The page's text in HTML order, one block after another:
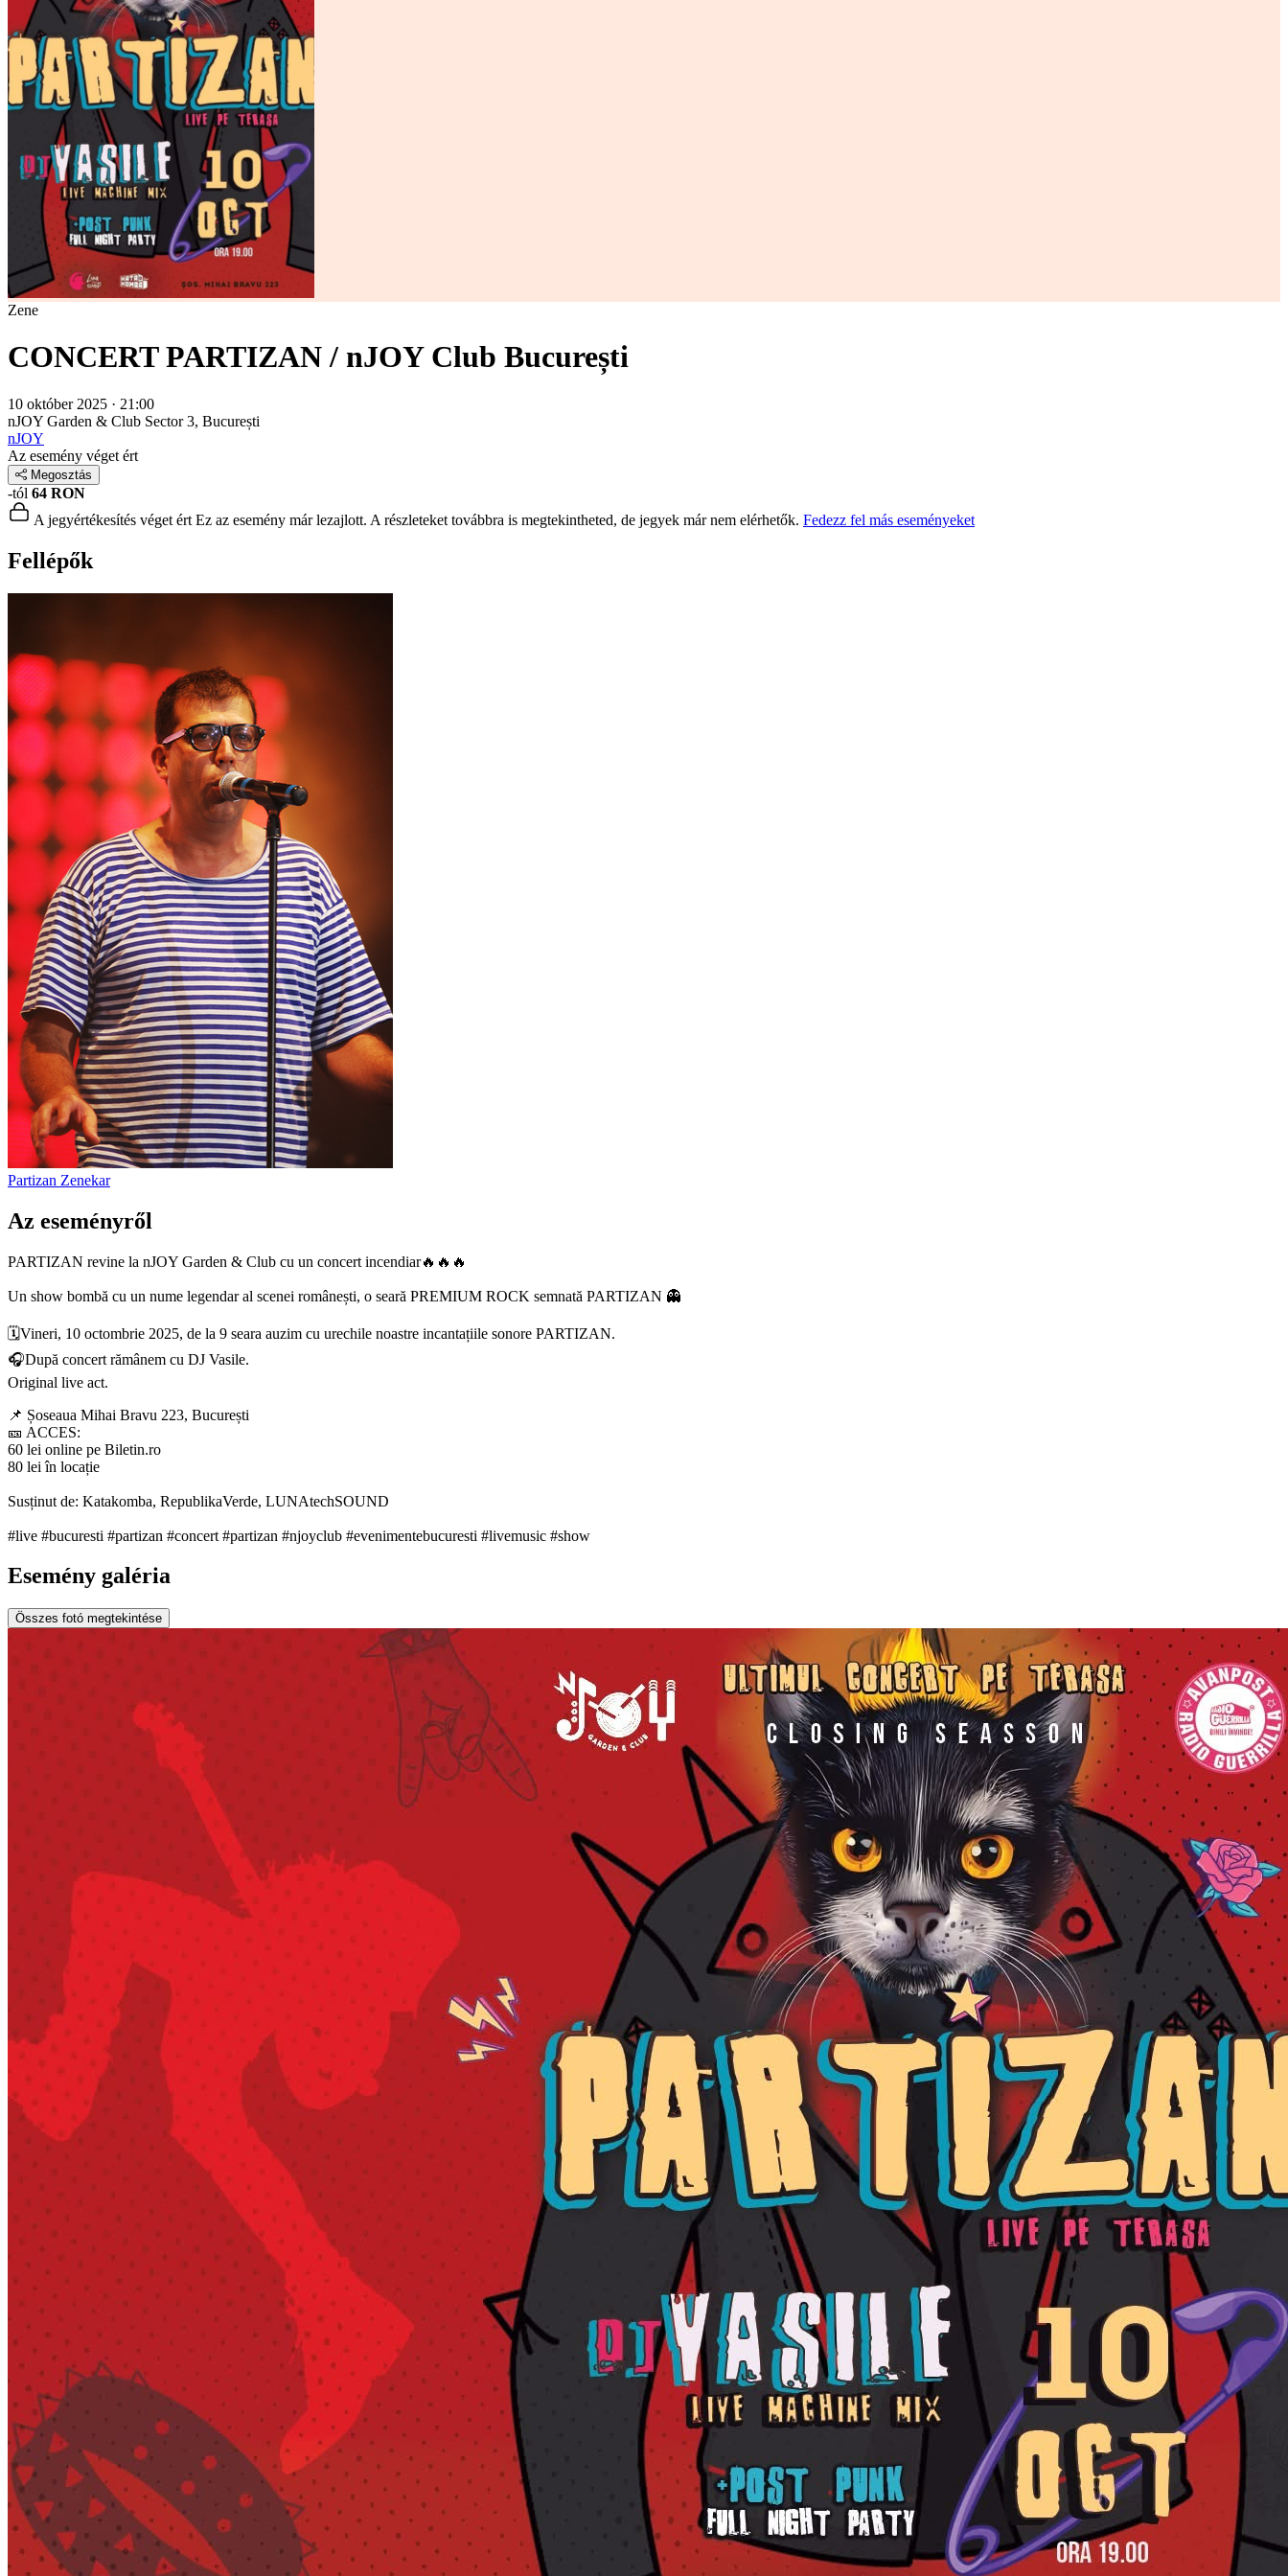
Zene
CONCERT PARTIZAN / nJOY Club București
10 október 2025 · 21:00
nJOY Garden & Club Sector 3, București
nJOY
Az esemény véget ért
Megosztás
-tól 64 RON
A jegyértékesítés véget ért Ez az esemény már lezajlott. A részleteket továbbra is megtekintheted, de jegyek már nem elérhetők. Fedezz fel más eseményeket
Fellépők
Partizan Zenekar
Az eseményről
PARTIZAN revine la nJOY Garden & Club cu un concert incendiar🔥🔥🔥
Un show bombă cu un nume legendar al scenei românești, o seară PREMIUM ROCK semnată PARTIZAN 👻
🗓️Vineri, 10 octombrie 2025, de la 9 seara auzim cu urechile noastre incantațiile sonore PARTIZAN.
🎧După concert rămânem cu DJ Vasile.
Original live act.
📌 Șoseaua Mihai Bravu 223, București
🎫 ACCES:
60 lei online pe Biletin.ro
80 lei în locație
Susținut de: Katakomba, RepublikaVerde, LUNAtechSOUND
#live #bucuresti #partizan #concert #partizan #njoyclub #evenimentebucuresti #livemusic #show
Esemény galéria
Összes fotó megtekintése